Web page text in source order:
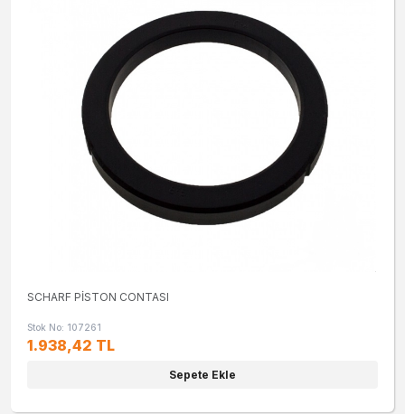
SCHARF PİSTON CONTASI
Stok No: 107261
1.938,42 TL
Sepete Ekle